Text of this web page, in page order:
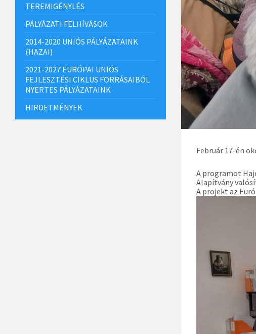
Február 17-én
A programot
Alapítvány
A projekt az
TEREMIGÉNYLÉS
PÁLYÁZATI FELHÍVÁSOK
2014-2020 UNIÓS PÁLYÁZATAINK
(HAZAI)
2021-2027 EURÓPAI UNIÓS
FEJLESZTÉSI CIKLUS FORRÁSAIBÓL
NYERTES PÁLYÁZATAINK
HIRDETMÉNYEK